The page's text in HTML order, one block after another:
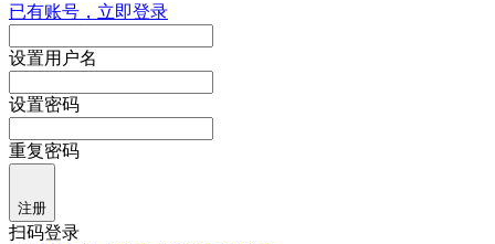
已有账号，立即登录
设置用户名
设置密码
重复密码
注册
扫码登录